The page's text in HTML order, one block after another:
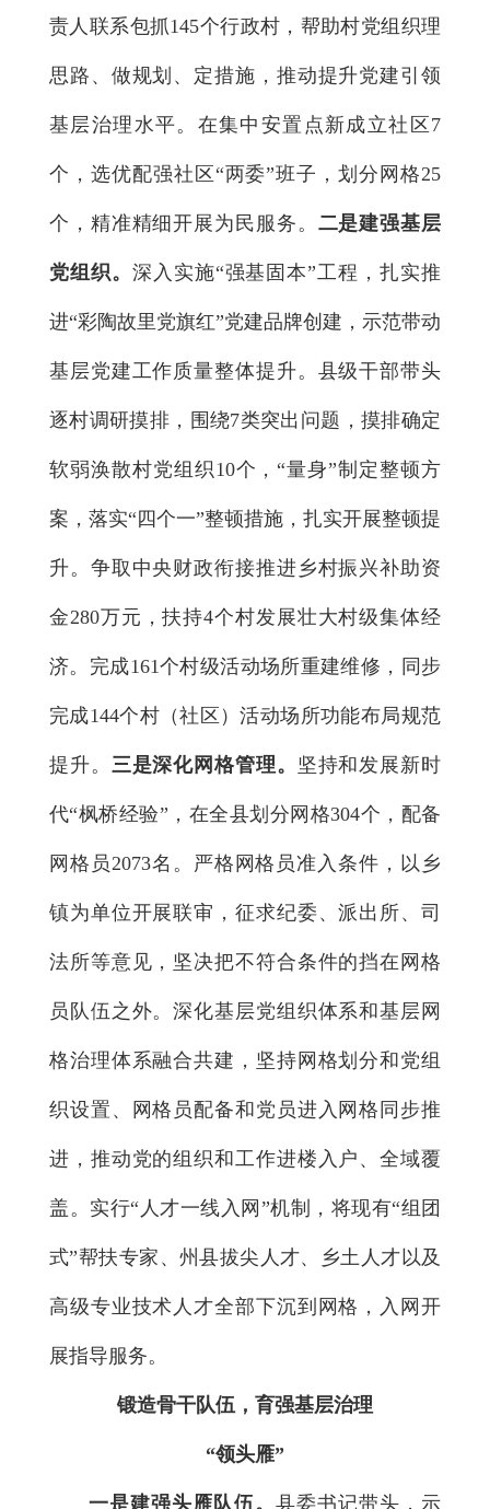
责人联系包抓145个行政村，帮助村党组织理
思路、做规划、定措施，推动提升党建引领
基层治理水平。在集中安置点新成立社区7
个，选优配强社区“两委”班子，划分网格25
个，精准精细开展为民服务。 二是建强基层
党组织。 深入实施“强基固本”工程，扎实推
进“彩陶故里党旗红”党建品牌创建，示范带动
基层党建工作质量整体提升。县级干部带头
逐村调研摸排，围绕7类突出问题，摸排确定
软弱涣散村党组织10个，“量身”制定整顿方
案，落实“四个一”整顿措施，扎实开展整顿提
升。争取中央财政衔接推进乡村振兴补助资
金280万元，扶持4个村发展壮大村级集体经
济。完成161个村级活动场所重建维修，同步
完成144个村（社区）活动场所功能布局规范
提升。 三是深化网格管理。 坚持和发展新时
代“枫桥经验”，在全县划分网格304个，配备
网格员2073名。严格网格员准入条件，以乡
镇为单位开展联审，征求纪委、派出所、司
法所等意见，坚决把不符合条件的挡在网格
员队伍之外。深化基层党组织体系和基层网
格治理体系融合共建，坚持网格划分和党组
织设置、网格员配备和党员进入网格同步推
进，推动党的组织和工作进楼入户、全域覆
盖。实行“人才一线入网”机制，将现有“组团
式”帮扶专家、州县拔尖人才、乡土人才以及
高级专业技术人才全部下沉到网格，入网开
展指导服务。
锻造骨干队伍，育强基层治理
“领头雁”
一是建强头雁队伍。 县委书记带头，示